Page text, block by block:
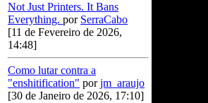
Not Just Printers. It Bans
Everything. por SerraCabo
[11 de Fevereiro de 2026,
14:48]
Como lutar contra a
"enshitification" porjm_araujo
[30 de Janeiro de 2026, 17:10]